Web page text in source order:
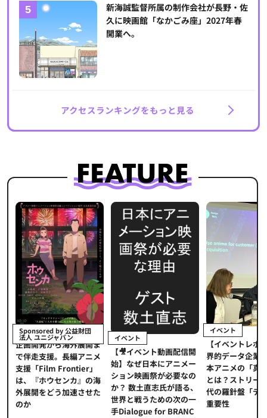
新海誠監督所属の制作会社が長野・佐
久に映画館「なかごみ座」2027年春
開業へ。
アクセスランキングをもっと見る
Sponsored by 公益財団
法人 ユニジャパン
企画開発から海外展開ま
で伴走支援。長編アニメ
支援「Film Frontier」
は、『ホウセンカ』の海
外展開をどう加速させた
のか
イベント
【🎥イベント動画配信開
始】なぜ日本にアニメー
ション映画祭が必要なの
か？ 数土直志氏が語る、
世界と戦うための次の一
手Dialogue for BRANC
イベント
【イベントレポ
界的データ企業
本アニメの「真
とは？ストリー
代の羅針盤「デ
重要性